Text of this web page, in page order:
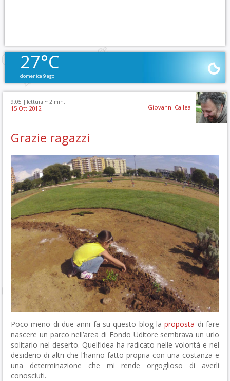
27°C
domenica 9 ago
9:05 | lettura ~ 2 min.
15 Ott 2012 Giovanni Callea
Grazie ragazzi
Poco meno di due anni fa su questo blog laproposta di fare
nascere un parco nell’area di Fondo Uditore sembrava un urlo
solitario nel deserto. Quell’idea ha radicato nelle volontà e nel
desiderio di altri che l’hanno fatto propria con una costanza e
una determinazione che mi rende orgoglioso di averli
conosciuti.